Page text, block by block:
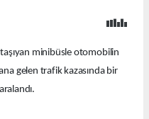
taşıyan minibüsle otomobilin
gelen trafik kazasında bir